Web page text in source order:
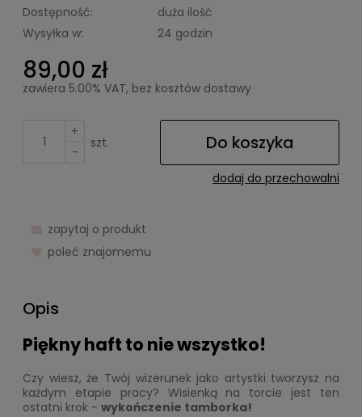
Dostępność:
duża ilość
Wysyłka w:
24 godzin
89,00 zł
zawiera 5.00% VAT, bez kosztów dostawy
+
-
szt. Do koszyka
dodaj do przechowalni
zapytaj o produkt
poleć znajomemu
Opis
Piękny haft to nie wszystko!
Czy wiesz, że Twój wizerunek jako artystki tworzysz na
każdym etapie pracy? Wisienką na torcie jest ten
ostatni krok - wykończenie tamborka!